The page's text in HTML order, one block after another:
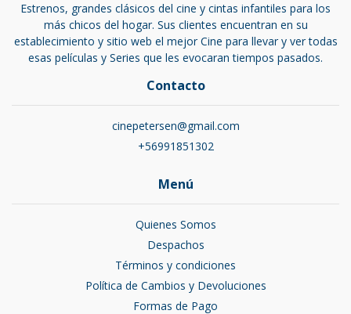
Estrenos, grandes clásicos del cine y cintas infantiles para los
más chicos del hogar. Sus clientes encuentran en su
establecimiento y sitio web el mejor Cine para llevar y ver todas
esas películas y Series que les evocaran tiempos pasados.
Contacto
cinepetersen@gmail.com
+56991851302
Menú
Quienes Somos
Despachos
Términos y condiciones
Política de Cambios y Devoluciones
Formas de Pago